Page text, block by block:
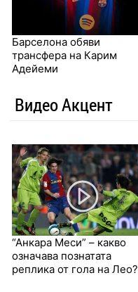
Барселона обяви
трансфера на Карим
Адейеми
Видео Акцент
“Анкара Меси” – какво
означава познатата
реплика от гола на Лео?